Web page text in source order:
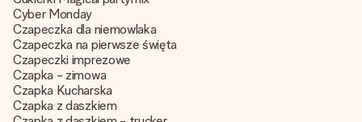
Cyber Monday
Czapeczka dla niemowlaka
Czapeczka na pierwsze święta
Czapeczki imprezowe
Czapka - zimowa
Czapka Kucharska
Czapka z daszkiem